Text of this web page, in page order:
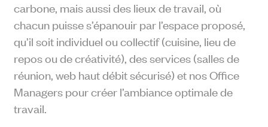
carbone, mais aussi des lieux de travail, où
chacun puisse s’épanouir par l’espace proposé,
qu’il soit individuel ou collectif (cuisine, lieu de
repos ou de créativité), des services (salles de
réunion, web haut débit sécurisé) et nos Office
Managers pour créer l’ambiance optimale de
travail.